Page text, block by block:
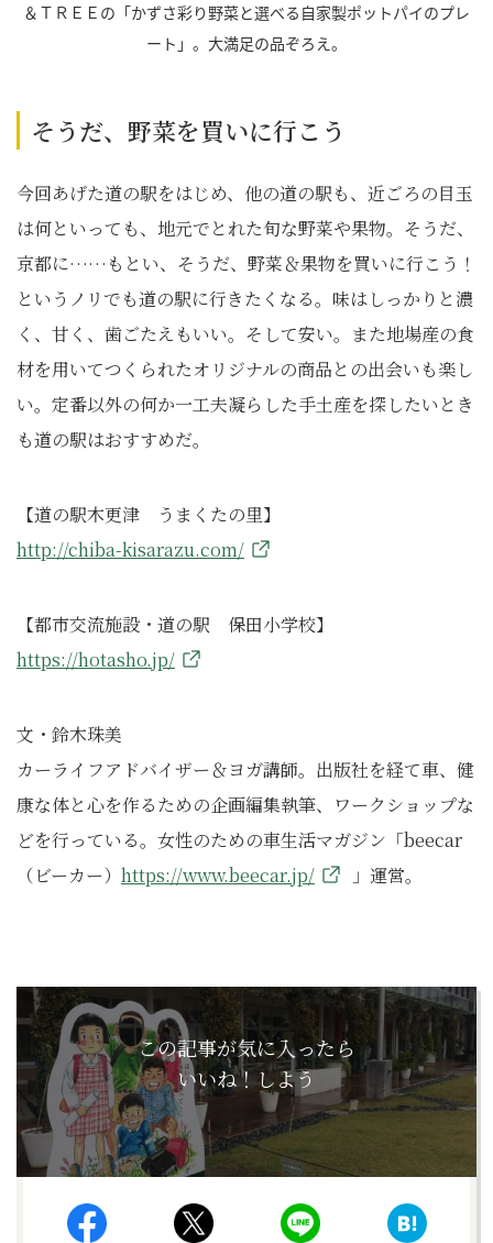
＆ＴＲＥＥの「かずさ彩り野菜と選べる自家製ポットパイのプレ
ート」。大満足の品ぞろえ。
そうだ、野菜を買いに行こう
今回あげた道の駅をはじめ、他の道の駅も、近ごろの目玉
は何といっても、地元でとれた旬な野菜や果物。そうだ、
京都に……もとい、そうだ、野菜＆果物を買いに行こう！
というノリでも道の駅に行きたくなる。味はしっかりと濃
く、甘く、歯ごたえもいい。そして安い。また地場産の食
材を用いてつくられたオリジナルの商品との出会いも楽し
い。定番以外の何か一工夫凝らした手土産を探したいとき
も道の駅はおすすめだ。
【道の駅木更津 うまくたの里】
http://chiba-kisarazu.com/
【都市交流施設・道の駅 保田小学校】
https://hotasho.jp/
文・鈴木珠美
カーライフアドバイザー＆ヨガ講師。出版社を経て車、健
康な体と心を作るための企画編集執筆、ワークショップな
どを行っている。女性のための車生活マガジン「beecar
（ビーカー） https://www.beecar.jp/ 」運営。
この記事が気に入ったら
いいね！しよう